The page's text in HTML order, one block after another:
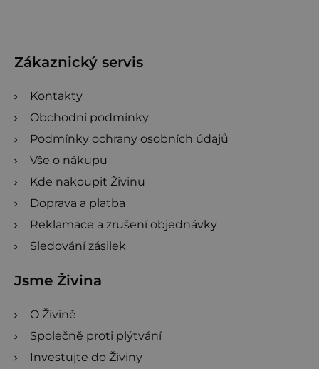
Zákaznický servis
Kontakty
Obchodní podmínky
Podmínky ochrany osobních údajů
Vše o nákupu
Kde nakoupit Živinu
Doprava a platba
Reklamace a zrušení objednávky
Sledování zásilek
Jsme Živina
O Živině
Společně proti plýtvání
Investujte do Živiny